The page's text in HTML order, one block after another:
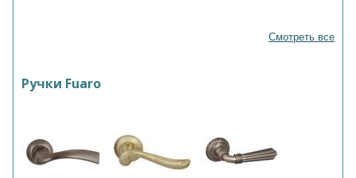
Смотреть все
Ручки Fuaro